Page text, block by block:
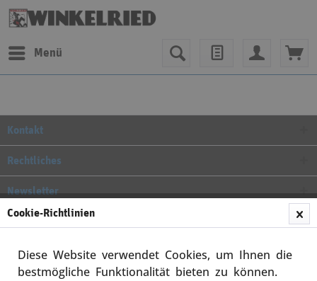
Menü
Kontakt
Rechtliches
Newsletter
* Alle Preise inkl. gesetzl. Mehrwertsteuer zzgl.Versandkostenund
Cookie-Einstellungen
Cookie-Richtlinien
Diese Website verwendet Cookies, um Ihnen die
bestmögliche Funktionalität bieten zu können.